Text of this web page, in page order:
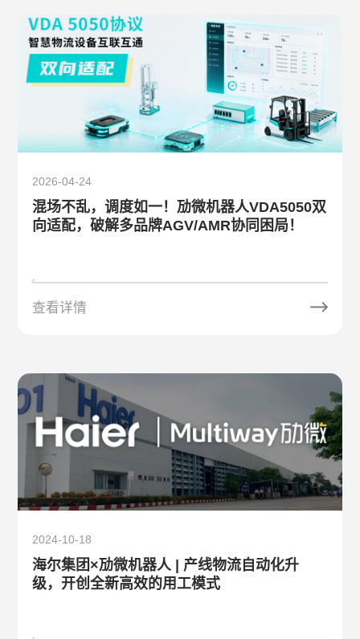
2026-04-24
混场不乱，调度如一！劢微机器人VDA5050双
向适配，破解多品牌AGV/AMR协同困局！
查看详情
2024-10-18
海尔集团×劢微机器人 | 产线物流自动化升
级，开创全新高效的用工模式